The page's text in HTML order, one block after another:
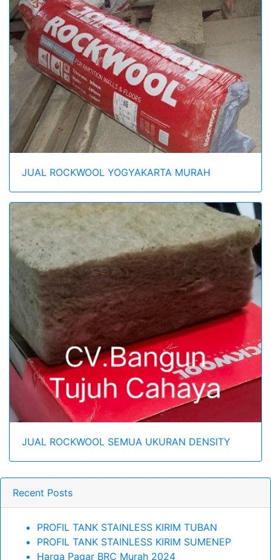
JUAL ROCKWOOL YOGYAKARTA MURAH
JUAL ROCKWOOL SEMUA UKURAN DENSITY
Recent Posts
PROFIL TANK STAINLESS KIRIM TUBAN
PROFIL TANK STAINLESS KIRIM SUMENEP
Harga Pagar BRC Murah 2024